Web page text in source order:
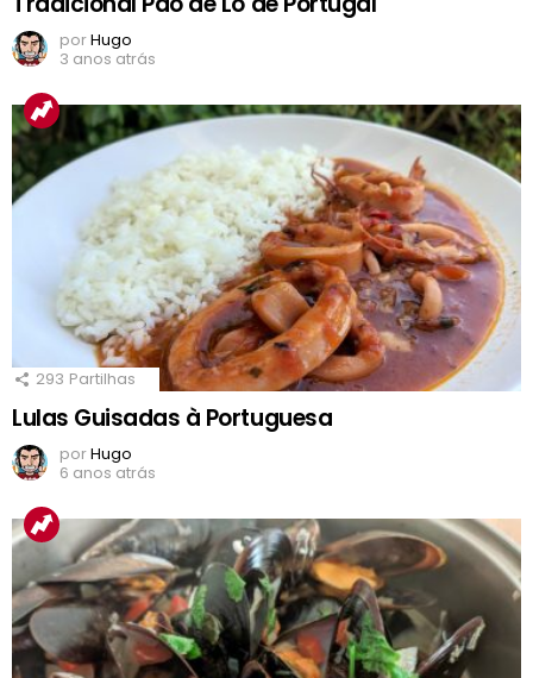
porHugo
3 anos atrás
293 Partilhas
Lulas Guisadas à Portuguesa
porHugo
6 anos atrás